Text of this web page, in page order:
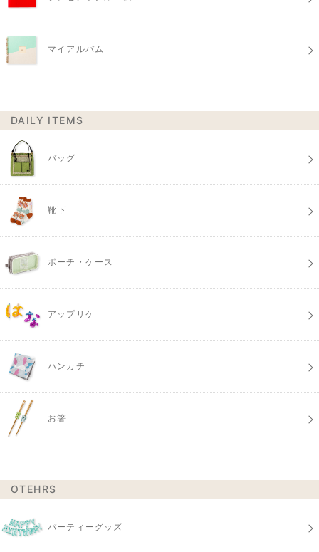
マイアルバム
DAILY ITEMS
バッグ
靴下
ポーチ・ケース
アップリケ
ハンカチ
お箸
OTEHRS
パーティーグッズ